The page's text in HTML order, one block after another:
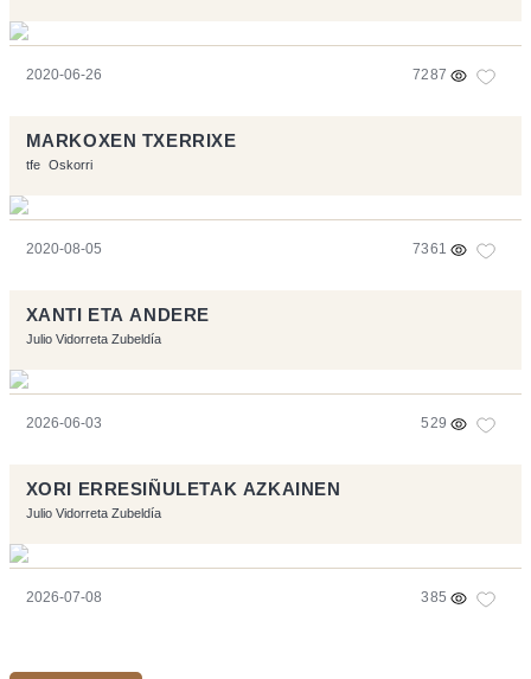
2020-06-26 7287
MARKOXEN TXERRIXE
tfe Oskorri
2020-08-05 7361
XANTI ETA ANDERE
Julio Vidorreta Zubeldía
2026-06-03 529
XORI ERRESIÑULETAK AZKAINEN
Julio Vidorreta Zubeldía
2026-07-08 385